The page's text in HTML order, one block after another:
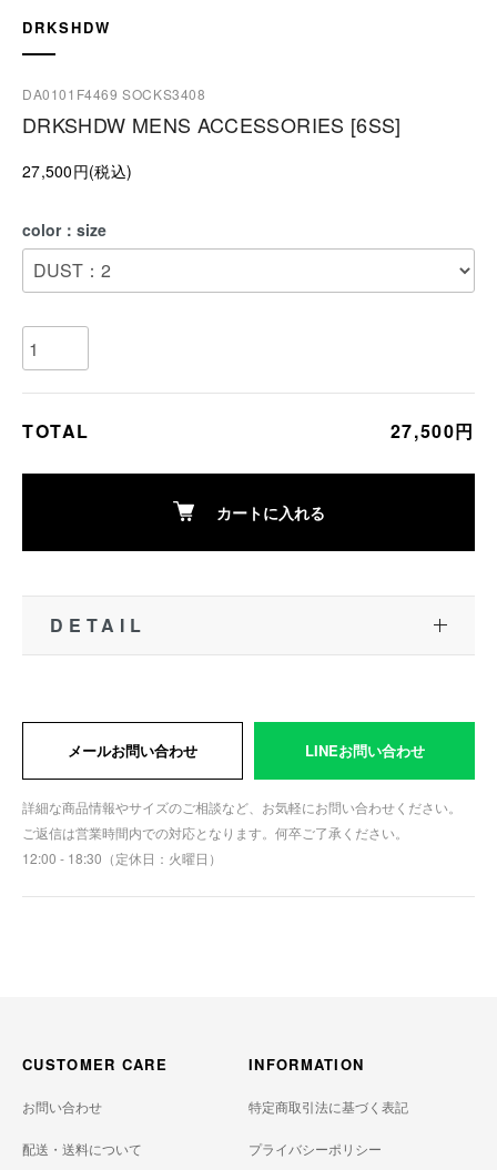
DRKSHDW
DA0101F4469 SOCKS3408
DRKSHDW MENS ACCESSORIES [6SS]
27,500円(税込)
color：size
TOTAL 27,500円
カートに入れる
DETAIL
メールお問い合わせ LINEお問い合わせ
詳細な商品情報やサイズのご相談など、お気軽にお問い合わせください。
ご返信は営業時間内での対応となります。何卒ご了承ください。
12:00 - 18:30（定休日：火曜日）
CUSTOMER CARE
お問い合わせ
配送・送料について
INFORMATION
特定商取引法に基づく表記
プライバシーポリシー